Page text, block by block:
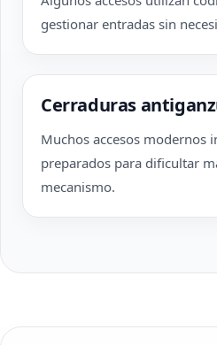
gestionar entradas sin
Cerraduras
Muchos accesos modernos
preparados para dificultar
mecanismo.